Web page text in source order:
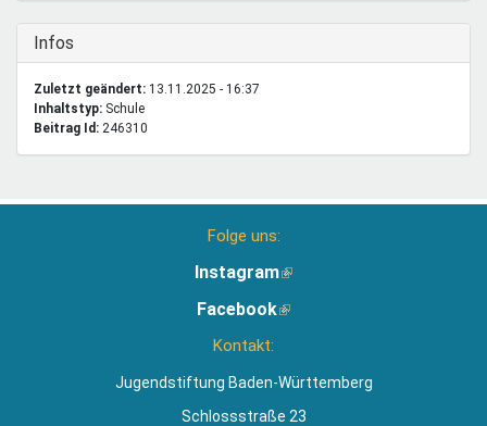
Ausblenden
Infos
Zuletzt geändert: 13.11.2025 - 16:37
Inhaltstyp:
schule
Beitrag Id: 246310
Folge uns:
Instagram(Link
extern)
Facebook(Link
Kontakt:
Jugendstiftung Baden-Württemberg
Schlossstraße 23